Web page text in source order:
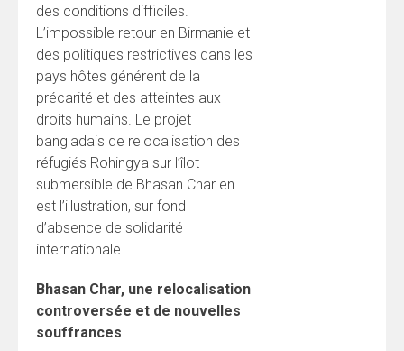
des conditions difficiles.
L’impossible retour en Birmanie et
des politiques restrictives dans les
pays hôtes générent de la
précarité et des atteintes aux
droits humains. Le projet
bangladais de relocalisation des
réfugiés Rohingya sur l’îlot
submersible de Bhasan Char en
est l’illustration, sur fond
d’absence de solidarité
internationale.
Bhasan Char, une relocalisation
controversée et de nouvelles
souffrances